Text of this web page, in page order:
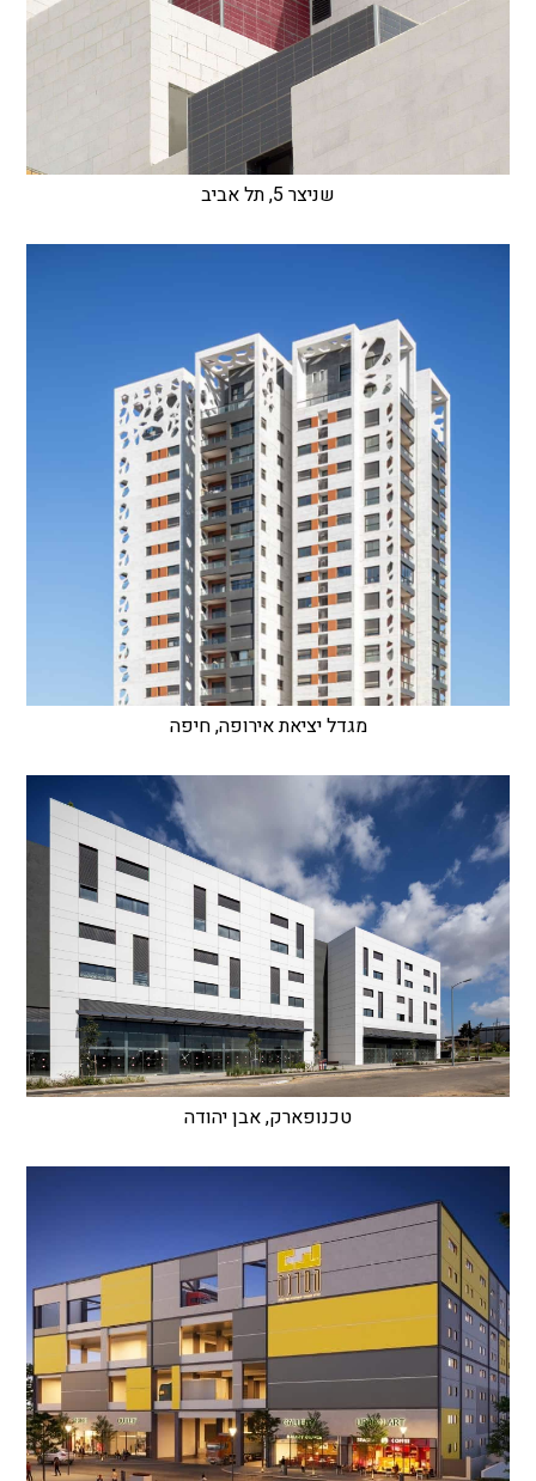
שניצר 5, תל אביב
מגדל יציאת אירופה, חיפה
טכנופארק, אבן יהודה